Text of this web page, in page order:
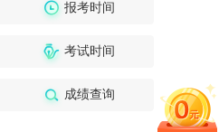
报考时间
考试时间
成绩查询